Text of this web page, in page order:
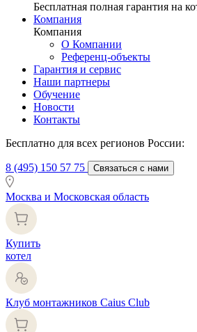
Бесплатная полная гарантия на
Компания
Компания
О Компании
Референц-объекты
Гарантия и сервис
Наши партнеры
Обучение
Новости
Контакты
Бесплатно для всех регионов России:
8 (495) 150 57 75 Связаться с нами
Москва и Московская область
Купить
котел
Клуб монтажников Caius Club